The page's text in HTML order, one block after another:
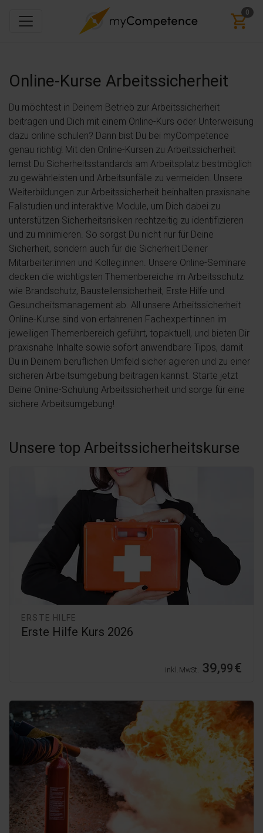
0
Online-Kurse Arbeitssicherheit
Du möchtest in Deinem Betrieb zur Arbeitssicherheit
beitragen und Dich mit einem Online-Kurs oder Unterweisung
dazu online schulen? Dann bist Du bei myCompetence
genau richtig! Mit den Online-Kursen zu Arbeitssicherheit
lernst Du Sicherheitsstandards am Arbeitsplatz bestmöglich
zu gewährleisten und Arbeitsunfälle zu vermeiden. Unsere
Weiterbildungen zur Arbeitssicherheit beinhalten praxisnahe
Fallstudien und interaktive Module, um Dich dabei zu
unterstützen Sicherheitsrisiken rechtzeitig zu identifizieren
und zu minimieren. So sorgst Du nicht nur für Deine
Sicherheit, sondern auch für die Sicherheit Deiner
Mitarbeiter:innen und Kolleg:innen. Unsere Online-Seminare
decken die wichtigsten Themenbereiche im Arbeitsschutz
wie Brandschutz, Baustellensicherheit, Erste Hilfe und
Gesundheitsmanagement ab. All unsere Arbeitssicherheit
Online-Kurse sind von erfahrenen Fachexpert:innen im
jeweiligen Themenbereich geführt, topaktuell, und bieten Dir
praxisnahe Inhalte sowie sofort anwendbare Tipps, damit
Du in Deinem beruflichen Umfeld sicher agieren und zu einer
sicheren Arbeitsumgebung beitragen kannst. Starte jetzt
Deine Online-Schulung Arbeitssicherheit und sorge für eine
sichere Arbeitsumgebung!
Unsere top Arbeitssicherheitskurse
ERSTE HILFE
Erste Hilfe Kurs 2026
inkl. MwSt. 39,99€